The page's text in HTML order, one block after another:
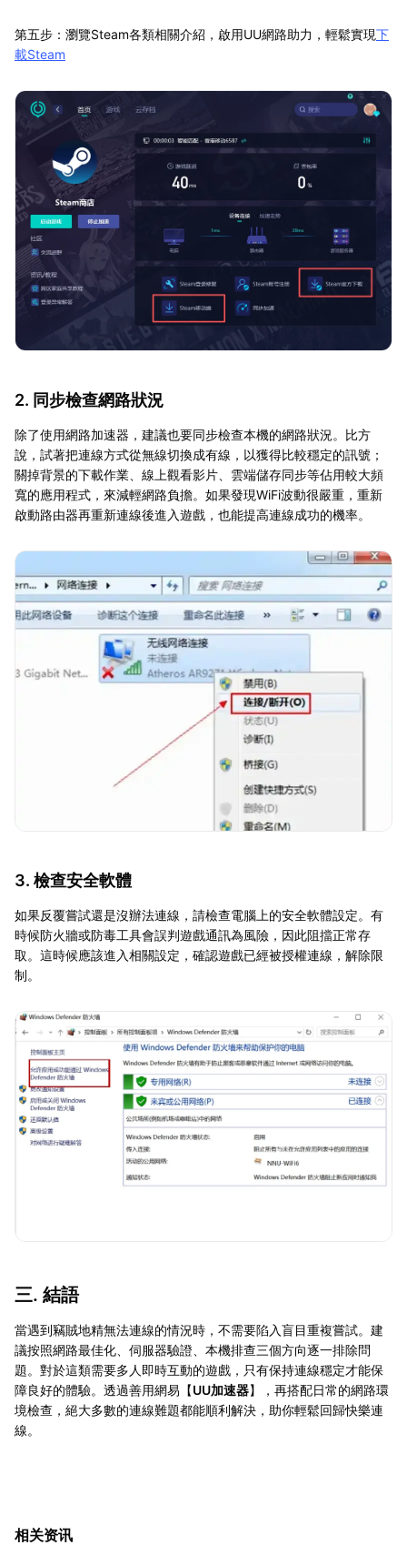
第五步：瀏覽Steam各類相關介紹，啟用UU網路助力，輕鬆實現下
載Steam
2. 同步檢查網路狀況
除了使用網路加速器，建議也要同步檢查本機的網路狀況。比方
說，試著把連線方式從無線切換成有線，以獲得比較穩定的訊號；
關掉背景的下載作業、線上觀看影片、雲端儲存同步等佔用較大頻
寬的應用程式，來減輕網路負擔。如果發現WiFi波動很嚴重，重新
啟動路由器再重新連線後進入遊戲，也能提高連線成功的機率。
3. 檢查安全軟體
如果反覆嘗試還是沒辦法連線，請檢查電腦上的安全軟體設定。有
時候防火牆或防毒工具會誤判遊戲通訊為風險，因此阻擋正常存
取。這時候應該進入相關設定，確認遊戲已經被授權連線，解除限
制。
三. 結語
當遇到竊賊地精無法連線的情況時，不需要陷入盲目重複嘗試。建
議按照網路最佳化、伺服器驗證、本機排查三個方向逐一排除問
題。對於這類需要多人即時互動的遊戲，只有保持連線穩定才能保
障良好的體驗。透過善用網易【UU加速器】，再搭配日常的網路環
境檢查，絕大多數的連線難題都能順利解決，助你輕鬆回歸快樂連
線。
相关资讯